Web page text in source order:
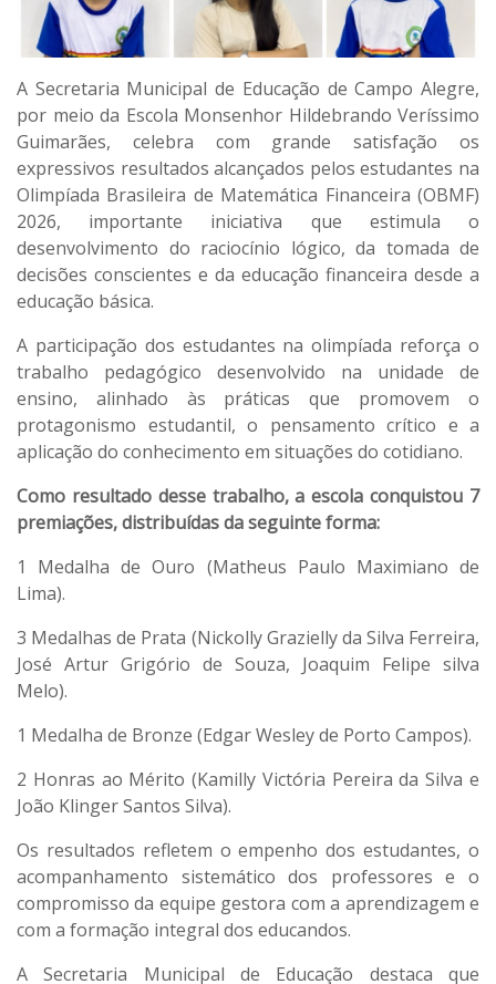
A Secretaria Municipal de Educação de Campo Alegre,
por meio da Escola Monsenhor Hildebrando Veríssimo
Guimarães, celebra com grande satisfação os
expressivos resultados alcançados pelos estudantes na
Olimpíada Brasileira de Matemática Financeira (OBMF)
2026, importante iniciativa que estimula o
desenvolvimento do raciocínio lógico, da tomada de
decisões conscientes e da educação financeira desde a
educação básica.
A participação dos estudantes na olimpíada reforça o
trabalho pedagógico desenvolvido na unidade de
ensino, alinhado às práticas que promovem o
protagonismo estudantil, o pensamento crítico e a
aplicação do conhecimento em situações do cotidiano.
Como resultado desse trabalho, a escola conquistou 7
premiações, distribuídas da seguinte forma:
1 Medalha de Ouro (Matheus Paulo Maximiano de
Lima).
3 Medalhas de Prata (Nickolly Grazielly da Silva Ferreira,
José Artur Grigório de Souza, Joaquim Felipe silva
Melo).
1 Medalha de Bronze (Edgar Wesley de Porto Campos).
2 Honras ao Mérito (Kamilly Victória Pereira da Silva e
João Klinger Santos Silva).
Os resultados refletem o empenho dos estudantes, o
acompanhamento sistemático dos professores e o
compromisso da equipe gestora com a aprendizagem e
com a formação integral dos educandos.
A Secretaria Municipal de Educação destaca que